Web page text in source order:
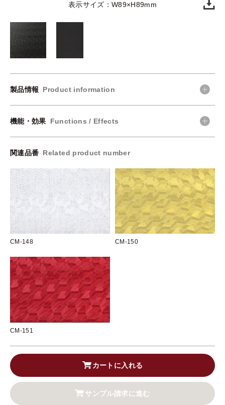
表示サイズ：W89×H89mm
製品情報 Product information
機能・効果 Functions / Effects
関連品番 Related product number
CM-148 CM-150
CM-151
カートに入れる
サンプル請求に進む